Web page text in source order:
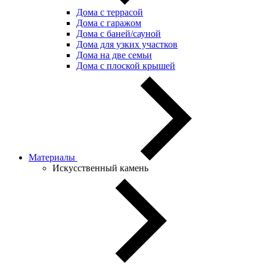
Дома с террасой
Дома с гаражом
Дома с баней/сауной
Дома для узких участков
Дома на две семьи
Дома с плоской крышей
Материалы
Искусственный камень